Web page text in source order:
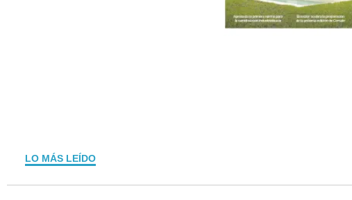
LO MÁS LEÍDO